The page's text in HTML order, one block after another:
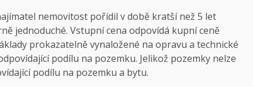
nemovitost pořídil v době kratší než 5 let
jednoduché. Vstupní cena odpovídá kupní ceně
prokazatelně vynaložené na opravu a technické
podílu na pozemku. Jelikož pozemky nelze
podílu na pozemku a bytu.